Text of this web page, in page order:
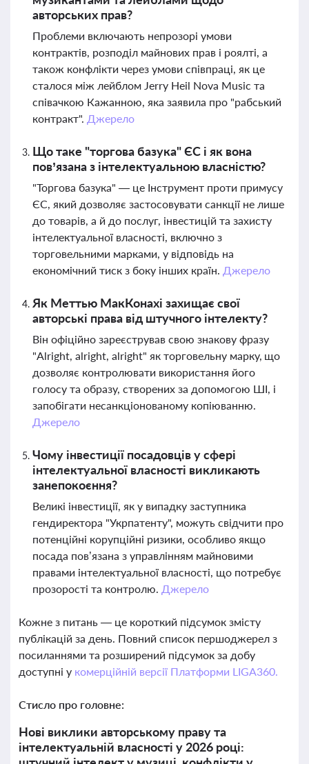
авторських прав?
Проблеми включають непрозорі умови
контрактів, розподіл майнових прав і роялті, а
також конфлікти через умови співпраці, як це
сталося між лейблом Jerry Heil Nova Music та
співачкою Кажанною, яка заявила про "рабський
контракт". Джерело
Що таке "торгова базука" ЄС і як вона
пов’язана з інтелектуальною власністю?
"Торгова базука" — це Інструмент проти примусу
ЄС, який дозволяє застосовувати санкції не лише
до товарів, а й до послуг, інвестицій та захисту
інтелектуальної власності, включно з
торговельними марками, у відповідь на
економічний тиск з боку інших країн. Джерело
Як Меттью МакКонахі захищає свої
авторські права від штучного інтелекту?
Він офіційно зареєстрував свою знакову фразу
"Alright, alright, alright" як торговельну марку, що
дозволяє контролювати використання його
голосу та образу, створених за допомогою ШІ, і
запобігати несанкціонованому копіюванню.
Джерело
Чому інвестиції посадовців у сфері
інтелектуальної власності викликають
занепокоєння?
Великі інвестиції, як у випадку заступника
гендиректора "Укрпатенту", можуть свідчити про
потенційні корупційні ризики, особливо якщо
посада пов’язана з управлінням майновими
правами інтелектуальної власності, що потребує
прозорості та контролю. Джерело
Кожне з питань — це короткий підсумок змісту
публікацій за день. Повний список першоджерел з
посиланнями та розширений підсумок за добу
доступні у комерційній версії Платформи LIGA360.
Стисло про головне:
Нові виклики авторському праву та
інтелектуальній власності у 2026 році: